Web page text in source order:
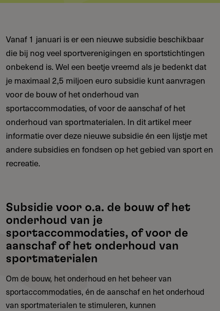
Vanaf 1 januari is er een nieuwe subsidie beschikbaar
die bij nog veel sportverenigingen en sportstichtingen
onbekend is. Wel een beetje vreemd als je bedenkt dat
je maximaal 2,5 miljoen euro subsidie kunt aanvragen
voor de bouw of het onderhoud van
sportaccommodaties, of voor de aanschaf of het
onderhoud van sportmaterialen. In dit artikel meer
informatie over deze nieuwe subsidie én een lijstje met
andere subsidies en fondsen op het gebied van sport en
recreatie.
Subsidie voor o.a. de bouw of het
onderhoud van je
sportaccommodaties, of voor de
aanschaf of het onderhoud van
sportmaterialen
Om de bouw, het onderhoud en het beheer van
sportaccommodaties, én de aanschaf en het onderhoud
van sportmaterialen te stimuleren, kunnen